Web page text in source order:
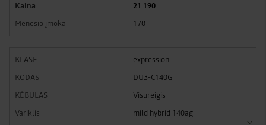
21 190
170
expression
DU3-C140G
Visureigis
mild hybrid 140ag